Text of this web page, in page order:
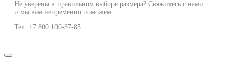
Не уверены в правильном выборе размера? Свяжитесь с нами
и мы вам непременно поможем
Тел: +7 800 100-37-85